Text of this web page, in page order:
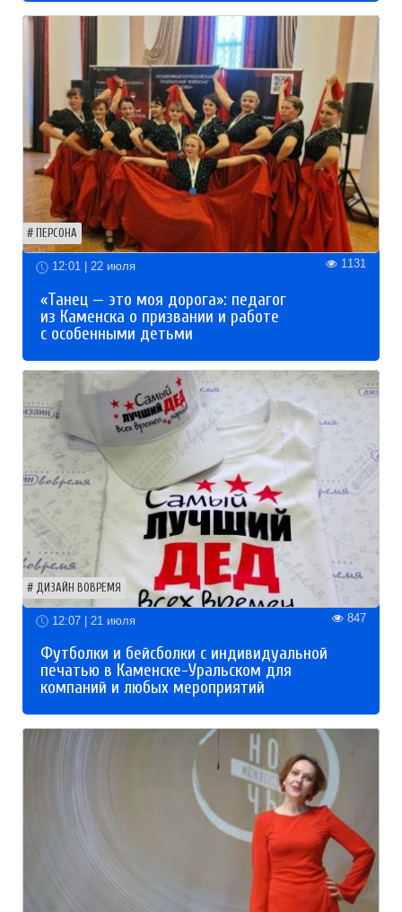
ПЕРСОНА
12:01 | 22 июля 1131
«Танец — это моя дорога»: педагог
из Каменска о призвании и работе
с особенными детьми
ДИЗАЙН ВОВРЕМЯ
12:07 | 21 июля 847
Футболки и бейсболки с индивидуальной
печатью в Каменске-Уральском для
компаний и любых мероприятий